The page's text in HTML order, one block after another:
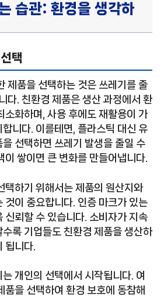
습관: 환경을 생각하
택
제품을 선택하는 것은 쓰레기를 줄
다. 친환경 제품은 생산 과정에서 환
소화하며, 사용 후에도 재활용이 가
니다. 이를테면, 플라스틱 대신 유
선택하면 쓰레기 발생을 줄일 수
이 쌓이면 큰 변화를 만들어냅니다.
택하기 위해서는 제품의 원산지와
것이 중요합니다. 인증 마크가 있는
신뢰할 수 있습니다. 소비자가 지속
록 기업들도 친환경 제품을 생산하
됩니다.
개인의 선택에서 시작됩니다. 여
품을 선택하여 환경 보호에 동참해